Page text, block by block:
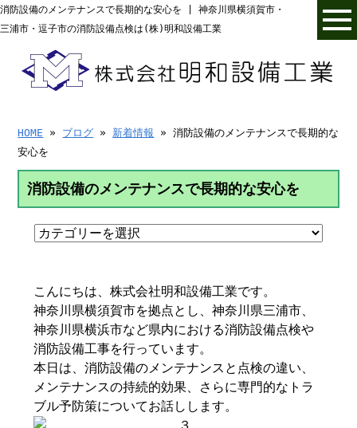
消防設備のメンテナンスで長期的な安心を | 神奈川県横須賀市・
三浦市・逗子市の消防設備点検は(株)明和設備工業
HOME » ブログ » 新着情報 » 消防設備のメンテナンスで長期的な
安心を
消防設備のメンテナンスで長期的な安心を
こんにちは、株式会社明和設備工業です。
神奈川県横須賀市を拠点とし、神奈川県三浦市、
神奈川県横浜市など県内における消防設備点検や
消防設備工事を行っています。
本日は、消防設備のメンテナンスと点検の違い、
メンテナンスの持続的効果、さらに専門的なトラ
ブル予防策についてお話しします。